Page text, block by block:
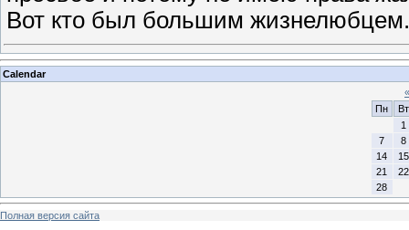
Вот кто был большим жизнелюбцем.
Calendar
«
Пн
Вт
1
7
8
14
15
21
22
28
Полная версия сайта